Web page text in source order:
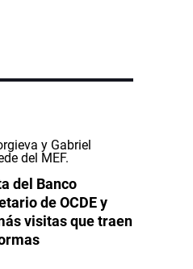
del Banco
de OCDE y
visitas que traen